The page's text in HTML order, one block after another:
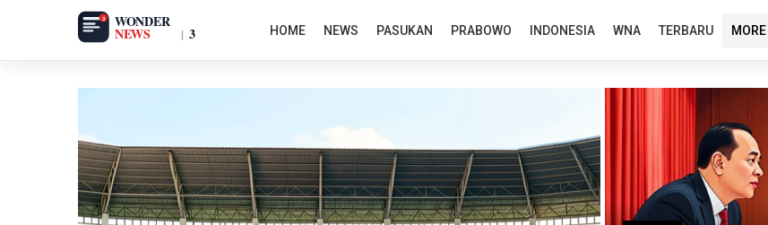
HOME NEWS PASUKAN PRABOWO INDONESIA WNA TERBARU MORE